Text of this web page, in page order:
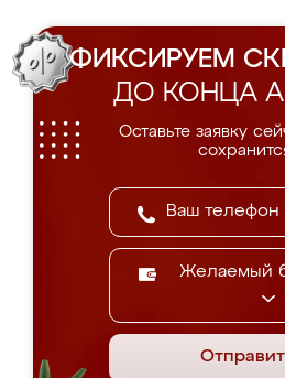
ФИКСИРУЕМ
ДО КОНЦА
Оставьте заявку
Желаемый